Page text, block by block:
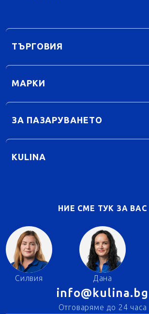
ТЪРГОВИЯ
МАРКИ
ЗА ПАЗАРУВАНЕТО
KULINA
НИЕ СМЕ ТУК ЗА ВАС
Силвия Дана
info@kulina.bg
Отговаряме до 24 часа